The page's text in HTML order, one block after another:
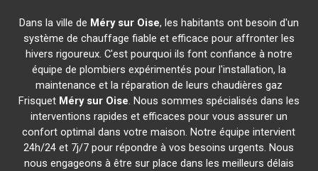
Dans la ville de Méry sur Oise, les habitants ont besoin d'un
système de chauffage fiable et efficace pour affronter les
hivers rigoureux. C'est pourquoi ils font confiance à notre
équipe de plombiers expérimentés pour l'installation, la
maintenance et la réparation de leurs chaudières gaz
Frisquet Méry sur Oise. Nous sommes spécialisés dans les
interventions rapides et efficaces pour vous assurer un
confort optimal dans votre maison. Notre équipe intervient
24h/24 et 7j/7 pour répondre à vos besoins urgents. Nous
nous engageons à être sur place dans les meilleurs délais